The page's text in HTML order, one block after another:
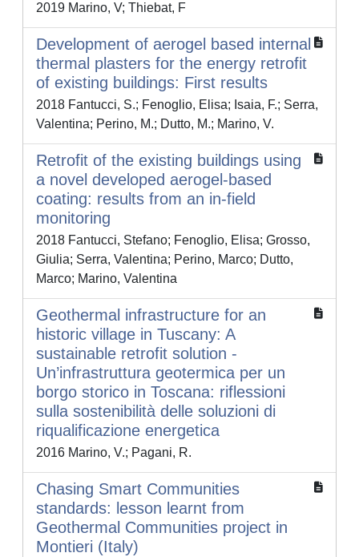
2019 Marino, V; Thiebat, F
Development of aerogel based internal
thermal plasters for the energy retrofit
of existing buildings: First results
2018 Fantucci, S.; Fenoglio, Elisa; Isaia, F.; Serra,
Valentina; Perino, M.; Dutto, M.; Marino, V.
Retrofit of the existing buildings using
a novel developed aerogel-based
coating: results from an in-field
monitoring
2018 Fantucci, Stefano; Fenoglio, Elisa; Grosso,
Giulia; Serra, Valentina; Perino, Marco; Dutto,
Marco; Marino, Valentina
Geothermal infrastructure for an
historic village in Tuscany: A
sustainable retrofit solution -
Un’infrastruttura geotermica per un
borgo storico in Toscana: riflessioni
sulla sostenibilità delle soluzioni di
riqualificazione energetica
2016 Marino, V.; Pagani, R.
Chasing Smart Communities
standards: lesson learnt from
Geothermal Communities project in
Montieri (Italy)